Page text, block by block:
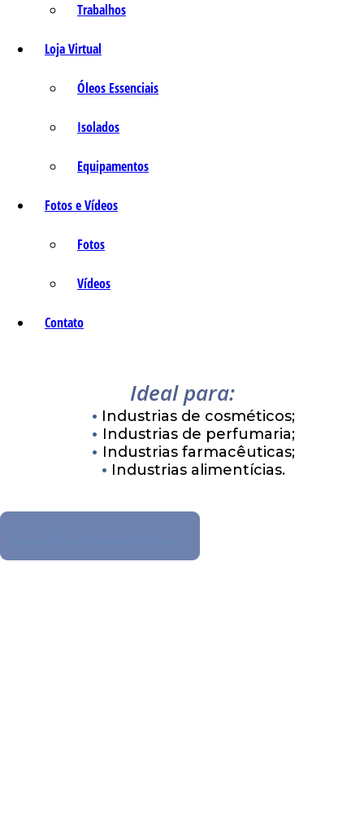
Trabalhos
Loja Virtual
Óleos Essenciais
Isolados
Equipamentos
Fotos e Vídeos
Fotos
Vídeos
Contato
Ideal para:
Industrias de cosméticos;
Industrias de perfumaria;
Industrias farmacêuticas;
Industrias alimentícias.